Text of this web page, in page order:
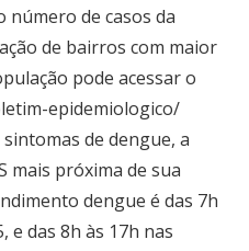
número de casos da
de bairros com maior
pode acessar o
epidemiologico/
de dengue, a
mais próxima de sua
dengue é das 7h
e das 8h às 17h nas